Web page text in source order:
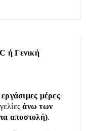
ή Γενική
μέρες
άνω των
αποστολή).